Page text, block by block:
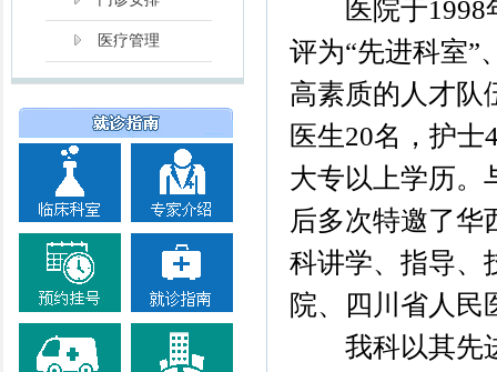
医疗管理
医院于1998年
评为“先进科室”
高素质的人才队
医生20名，护
大专以上学历。
后多次特邀了华
科讲学、指导、
院、四川省人民
我科以其先进